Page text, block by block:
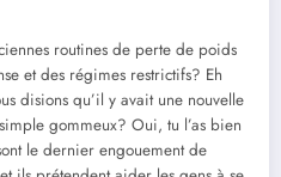
routines de perte de poids
et des régimes restrictifs? Eh
disions qu’il y avait une nouvelle
gommeux? Oui, tu l’as bien
le dernier engouement de